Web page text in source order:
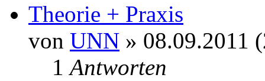
Theorie + Praxis
von UNN » 08.09.2011
1Antworten